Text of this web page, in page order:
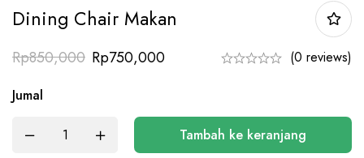
Dining Chair Makan
Rp850,000 Rp750,000 (0 reviews)
Jumal
Tambah ke keranjang